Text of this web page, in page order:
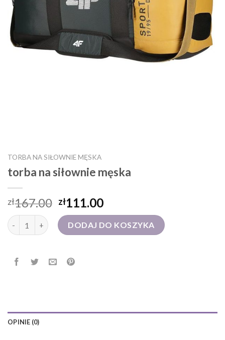
TORBA NA SIŁOWNIE MĘSKA
torba na siłownie męska
zł167.00 zł111.00
ilość torba na siłownie męskaDODAJ DO KOSZYKA
OPINIE (0)